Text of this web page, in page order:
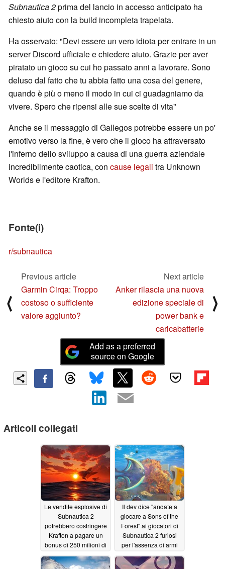
Subnautica 2prima del lancio in accesso anticipato ha
chiesto aiuto con la build incompleta trapelata.
Ha osservato: "Devi essere un vero idiota per entrare in un
server Discord ufficiale e chiedere aiuto. Grazie per aver
piratato un gioco su cui ho passato anni a lavorare. Sono
deluso dal fatto che tu abbia fatto una cosa del genere,
quando è più o meno il modo in cui ci guadagniamo da
vivere. Spero che ripensi alle sue scelte di vita"
Anche se il messaggio di Gallegos potrebbe essere un po'
emotivo verso la fine, è vero che il gioco ha attraversato
l'inferno dello sviluppo a causa di una guerra aziendale
incredibilmente caotica, con cause legali tra Unknown
Worlds e l'editore Krafton.
Fonte(i)
r/subnautica
⟨
Previous article
Garmin Cirqa: Troppo
costoso o sufficiente
valore aggiunto?
Next article
Anker rilascia una nuova
edizione speciale di
power bank e
caricabatterie
⟩
Add as a preferred
source on Google
Articoli collegati
Le vendite esplosive di
Subnautica 2
potrebbero costringere
Krafton a pagare un
bonus di 250 milioni di
Worlds06/02/2026
Il dev dice "andate a
giocare a Sons of the
Forest" ai giocatori di
Subnautica 2 furiosi
per l'assenza di armi
05/23/2026